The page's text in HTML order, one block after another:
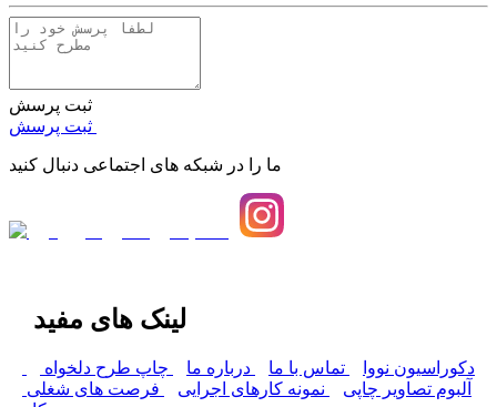
ثبت پرسش
ما را در شبکه های اجتماعی دنبال کنید
لینک های مفید
دکوراسیون نووا تماس با ما درباره ما
چاپ طرح دلخواه
آلبوم تصاویر چاپی
نمونه کارهای اجرایی
فرصت های شغلی